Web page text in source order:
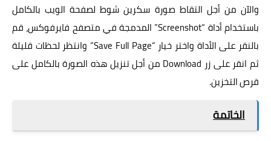
والآن من أجل التقاط صورة سكرين شوط لصفحة الويب بالكامل
باستخدام أداة “Screenshot” المدمجة في متصفح فايرفوكس، قم
بالنقر على الأداة واختر خيار “Save Full Page” وانتظر لحظات قليلة
ثم انقر على زر Download من أجل تنزيل هذه الصورة بالكامل على
قرص التخزين.
الخاتمة